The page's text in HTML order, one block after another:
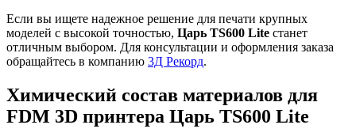
Если вы ищете надежное решение для печати крупных
моделей с высокой точностью, Царь TS600 Lite станет
отличным выбором. Для консультации и оформления заказа
обращайтесь в компанию 3Д Рекорд.
Химический состав материалов для
FDM 3D принтера Царь TS600 Lite